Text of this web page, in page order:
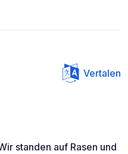
Vertalen
standen auf Rasen und